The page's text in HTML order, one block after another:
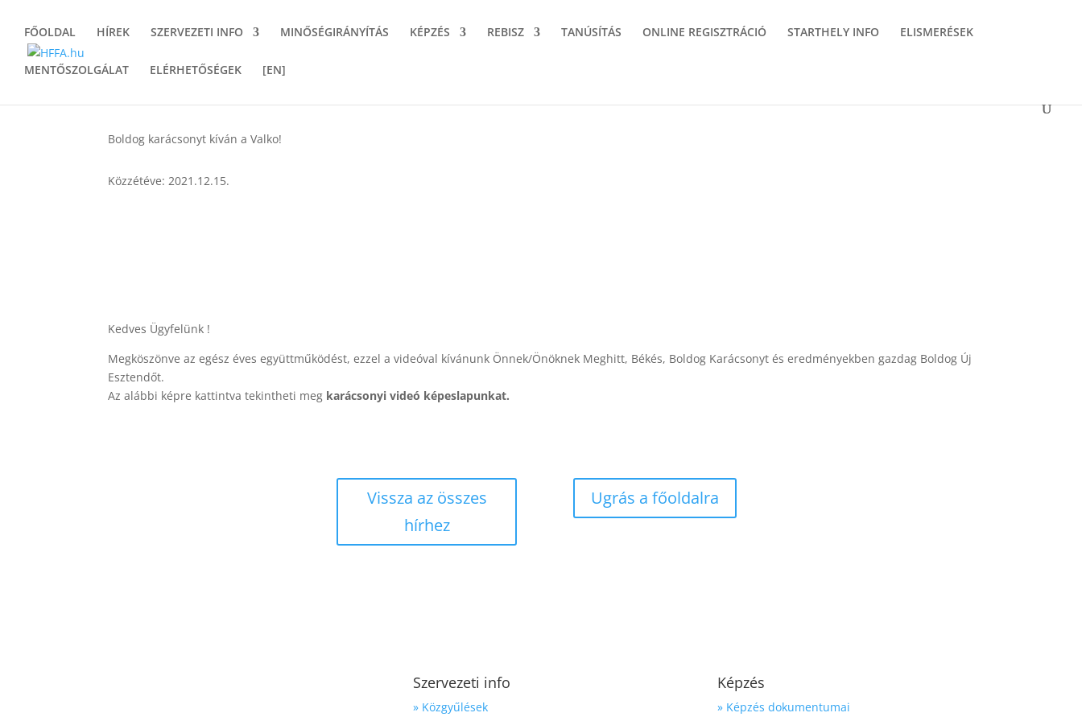
FŐOLDAL HÍREK SZERVEZETI INFO MINŐSÉGIRÁNYÍTÁS KÉPZÉS REBISZ TANÚSÍTÁS ONLINE REGISZTRÁCIÓ STARTHELY INFO ELISMERÉSEK
MENTŐSZOLGÁLAT ELÉRHETŐSÉGEK [EN]
Boldog karácsonyt kíván a Valko!
Közzétéve: 2021.12.15.
Kedves Ügyfelünk !
Megköszönve az egész éves együttműködést, ezzel a videóval kívánunk Önnek/Önöknek Meghitt, Békés, Boldog Karácsonyt és eredményekben gazdag Boldog Új
Esztendőt.
Az alábbi képre kattintva tekintheti meg karácsonyi videó képeslapunkat.
Vissza az összes
hírhez
Ugrás a főoldalra
Szervezeti info
» Közgyűlések
Képzés
» Képzés dokumentumai